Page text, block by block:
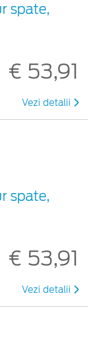
spate,
€ 53,91
Vezi detalii
spate,
€ 53,91
Vezi detalii